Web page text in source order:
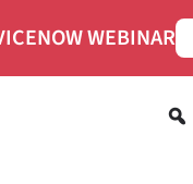
WEBINAR